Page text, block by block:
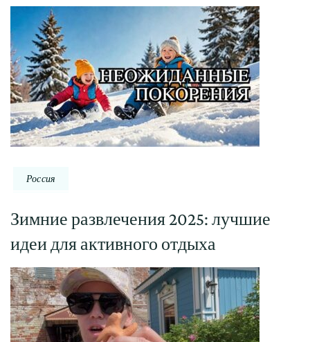
Россия
Зимние развлечения 2025: лучшие
идеи для активного отдыха